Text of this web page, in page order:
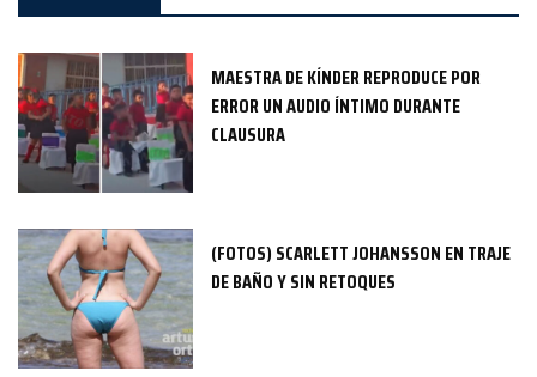
MAESTRA DE KÍNDER REPRODUCE POR
ERROR UN AUDIO ÍNTIMO DURANTE
CLAUSURA
(FOTOS) SCARLETT JOHANSSON EN TRAJE
DE BAÑO Y SIN RETOQUES